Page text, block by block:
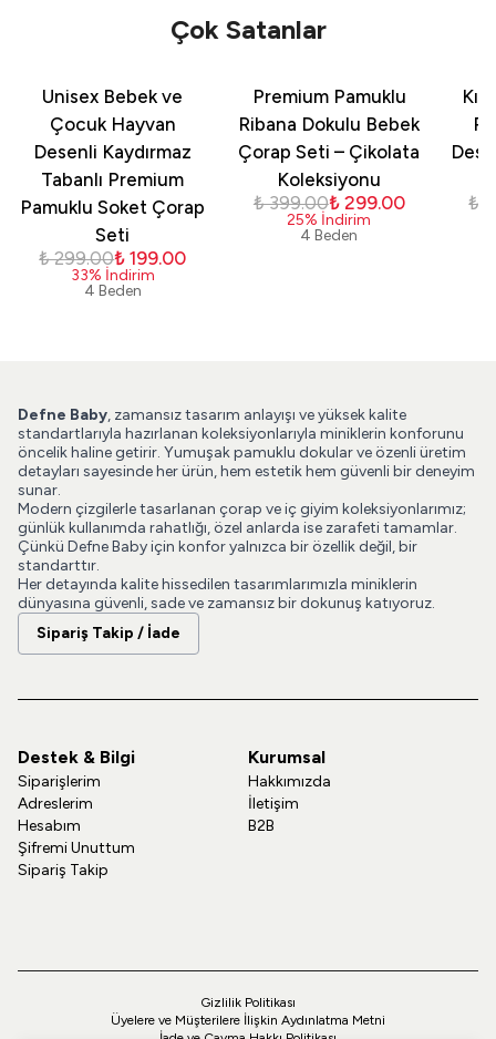
Çok Satanlar
Unisex Bebek ve
Çocuk Hayvan
Desenli Kaydırmaz
Tabanlı Premium
Pamuklu Soket Çorap
Seti
₺ 299.00₺ 199.00
33% İndirim
4 Beden
Premium Pamuklu
Ribana Dokulu Bebek
Çorap Seti – Çikolata
Koleksiyonu
₺ 399.00₺ 299.00
25% İndirim
4 Beden
₺
Defne Baby, zamansız tasarım anlayışı ve yüksek kalite
standartlarıyla hazırlanan koleksiyonlarıyla miniklerin konforunu
öncelik haline getirir. Yumuşak pamuklu dokular ve özenli üretim
detayları sayesinde her ürün, hem estetik hem güvenli bir deneyim
sunar.
Modern çizgilerle tasarlanan çorap ve iç giyim koleksiyonlarımız;
günlük kullanımda rahatlığı, özel anlarda ise zarafeti tamamlar.
Çünkü Defne Baby için konfor yalnızca bir özellik değil, bir
standarttır.
Her detayında kalite hissedilen tasarımlarımızla miniklerin
dünyasına güvenli, sade ve zamansız bir dokunuş katıyoruz.
Sipariş Takip / İade
Destek & Bilgi
Siparişlerim
Adreslerim
Hesabım
Şifremi Unuttum
Sipariş Takip
Kurumsal
Hakkımızda
İletişim
B2B
Gizlilik Politikası
Üyelere ve Müşterilere İlişkin Aydınlatma Metni